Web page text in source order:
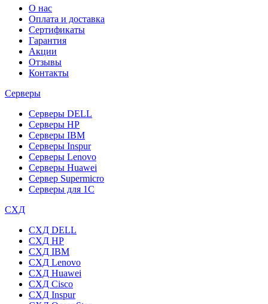
О нас
Оплата и доставка
Сертификаты
Гарантия
Акции
Отзывы
Контакты
Серверы
Серверы DELL
Серверы HP
Серверы IBM
Серверы Inspur
Серверы Lenovo
Серверы Huawei
Сервер Supermicro
Серверы для 1C
СХД
СХД DELL
СХД HP
СХД IBM
СХД Lenovo
СХД Huawei
СХД Cisco
СХД Inspur